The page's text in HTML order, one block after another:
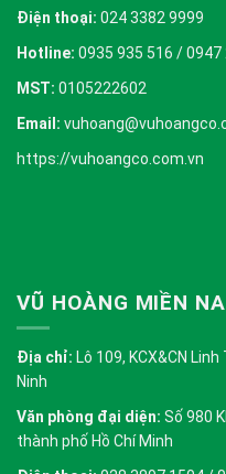
Điện thoại: 024 3382 9999
Hotline: 0935 935 516 / 0947
MST: 0105222602
Email:
https://vuhoangco.com.vn
VŨ HOÀNG MIỀN
Địa chỉ: Lô 109, KCX&CN
Ninh
Văn phòng đại diện: Số 980
thành phố Hồ Chí Minh